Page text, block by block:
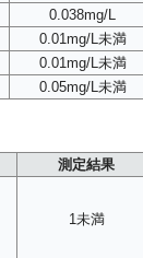
0.038mg/L
0.01mg/L未満
0.01mg/L未満
0.05mg/L未満
測定結果
1未満